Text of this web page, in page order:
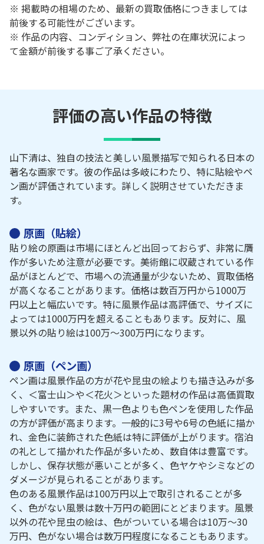
※ 掲載時の相場のため、最新の買取価格につきましては
前後する可能性がございます。
※ 作品の内容、コンディション、弊社の在庫状況によっ
て金額が前後する事ご了承ください。
評価の高い作品の特徴
山下清は、独自の技法と美しい風景描写で知られる日本の
著名な画家です。彼の作品は多岐にわたり、特に貼絵やペ
ン画が評価されています。詳しく説明させていただきま
す。
原画（貼絵）
貼り絵の原画は市場にほとんど出回っておらず、非常に贋
作が多いため注意が必要です。美術館に収蔵されている作
品がほとんどで、市場への流通量が少ないため、買取価格
が高くなることがあります。価格は数百万円から1000万
円以上と幅広いです。特に風景作品は高評価で、サイズに
よっては1000万円を超えることもあります。反対に、風
景以外の貼り絵は100万～300万円になります。
原画（ペン画）
ペン画は風景作品の方が花や昆虫の絵よりも描き込みが多
く、＜富士山＞や＜花火＞といった題材の作品は高価買取
しやすいです。また、黒一色よりも色ペンを使用した作品
の方が評価が高まります。一般的に3号や6号の色紙に描か
れ、金色に装飾された色紙は特に評価が上がります。宿泊
の礼として描かれた作品が多いため、数自体は豊富です。
しかし、保存状態が悪いことが多く、色ヤケやシミなどの
ダメージが見られることがあります。
色のある風景作品は100万円以上で取引されることが多
く、色がない風景は数十万円の範囲にとどまります。風景
以外の花や昆虫の絵は、色がついている場合は10万～30
万円、色がない場合は数万円程度になることもあります。